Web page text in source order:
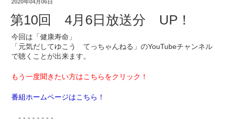
2020年04月06日
第10回 4月6日放送分 UP！
今回は「健康寿命」
「元気だしてゆこう てっちゃんねる」のYouTubeチャンネル
で聴くことが出来ます。
もう一度聞きたい方はこちらをクリック！
番組ホームページはこちら！
- - - - - - - -